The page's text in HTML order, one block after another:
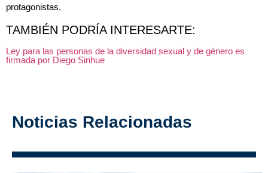
protagonistas.
TAMBIÉN PODRÍA INTERESARTE:
Ley para las personas de la diversidad sexual y de género es
firmada por Diego Sinhue
Noticias Relacionadas